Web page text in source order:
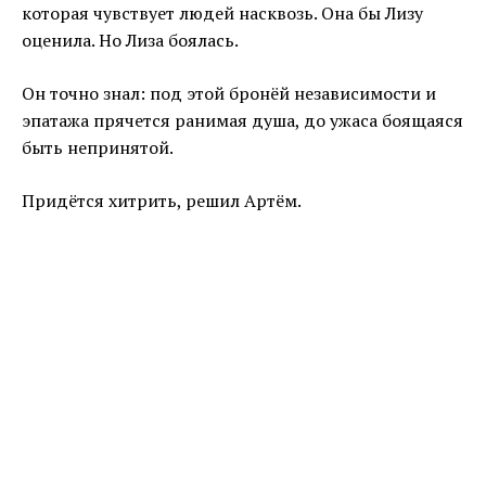
которая чувствует людей насквозь. Она бы Лизу
оценила. Но Лиза боялась.
Он точно знал: под этой бронёй независимости и
эпатажа прячется ранимая душа, до ужаса боящаяся
быть непринятой.
Придётся хитрить, решил Артём.